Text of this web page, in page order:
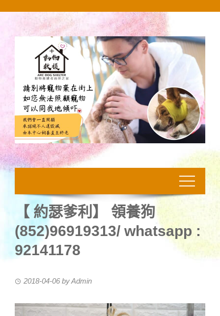
【 約瑟爹利】 領養狗
(852)96919313/ whatsapp :
92141178
2018-04-06 byAdmin